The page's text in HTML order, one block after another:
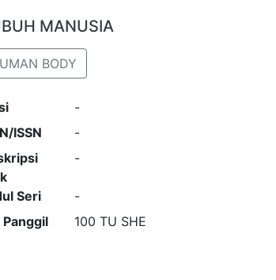
MANUSIA
BODY
-
ISSN
-
-
Seri
-
Panggil
100 TU SHE